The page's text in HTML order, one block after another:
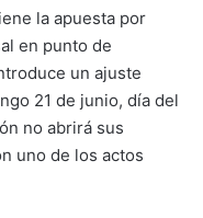
la apuesta por
en punto de
un ajuste
21 de junio, día del
no abrirá sus
uno de los actos